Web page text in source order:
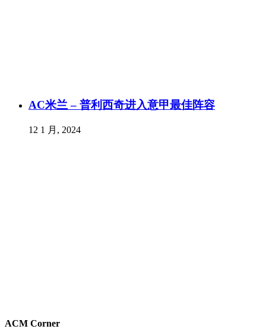
AC米兰 – 普利西奇进入意甲最佳阵容
12 1 月, 2024
ACM Corner